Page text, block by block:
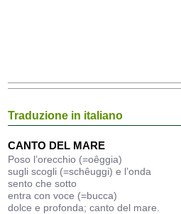
Traduzione in italiano
CANTO DEL MARE
Poso l’orecchio (=oêggia)
sugli scogli (=schêuggi) e l’onda
sento che sotto
entra con voce (=bucca)
dolce e profonda; canto del mare.